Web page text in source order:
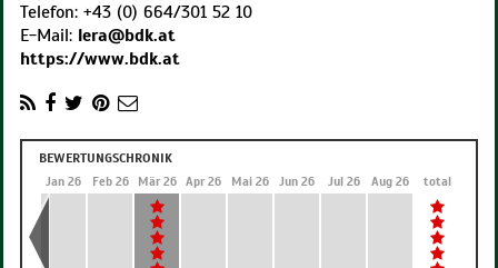
Telefon: +43 (0) 664/301 52 10
E-Mail: lera@bdk.at
https://www.bdk.at
BEWERTUNGSCHRONIK
Jan 26 Feb 26 Mär 26 Apr 26 Mai 26 Jun 26 Jul 26 Aug 26 total